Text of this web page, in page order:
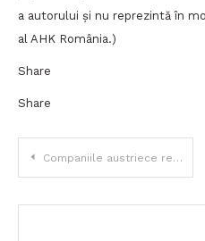
a autorului și nu reprezintă în
al AHK România.)
Share
Share
Navigare
în
Companiile austriece reprezintă un partener de încredere pentru economia românească